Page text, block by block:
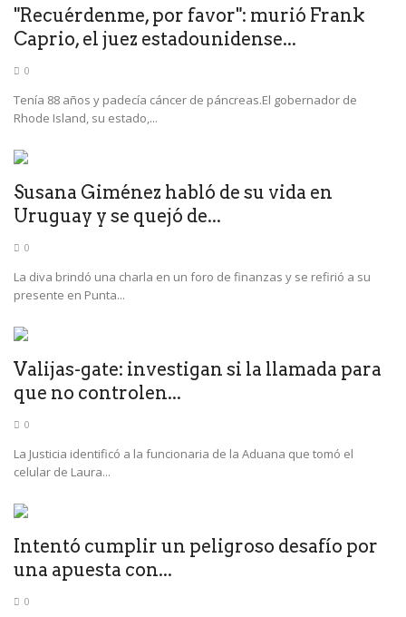
"Recuérdenme, por favor": murió Frank
Caprio, el juez estadounidense...
0
Tenía 88 años y padecía cáncer de páncreas.El gobernador de
Rhode Island, su estado,...
Susana Giménez habló de su vida en
Uruguay y se quejó de...
0
La diva brindó una charla en un foro de finanzas y se refirió a su
presente en Punta...
Valijas-gate: investigan si la llamada para
que no controlen...
0
La Justicia identificó a la funcionaria de la Aduana que tomó el
celular de Laura...
Intentó cumplir un peligroso desafío por
una apuesta con...
0